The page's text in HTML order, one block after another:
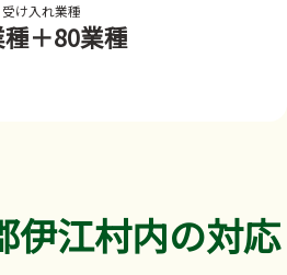
受け入れ業種
＋80業種
伊江村内の対応